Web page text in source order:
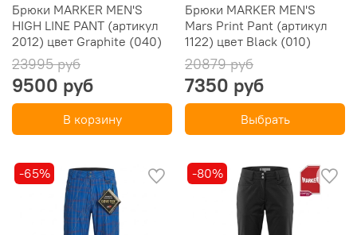
Брюки MARKER MEN'S
HIGH LINE PANT (артикул
2012) цвет Graphite (040)
23995 руб
9500 руб
В корзину
Брюки MARKER MEN'S
Mars Print Pant (артикул
1122) цвет Black (010)
20879 руб
7350 руб
Выбрать
-65% -80%